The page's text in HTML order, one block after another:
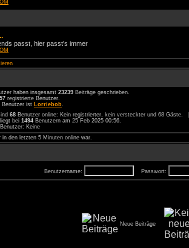
passt, hier passt's immer
haben insgesamt 23239 Beiträge geschrieben.
registrierte Benutzer.
Benutzer ist Lorriebob.
68 Benutzer online: Kein registrierter, kein versteckter und 68
bei 1494 Benutzern am 25 Feb 2025 00:56.
Keine
den letzten 5 Minuten online war.
Benutzername: Passwort:
Neue Beiträge